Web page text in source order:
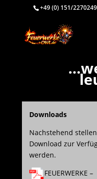
+49 (0) 151/
Downloads
Nachstehend
Download zur
werden.
FEUERWERKE –